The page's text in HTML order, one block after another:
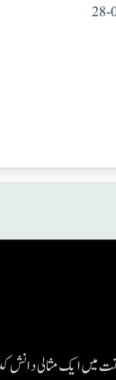
28-
میں ایک مثالی دانش